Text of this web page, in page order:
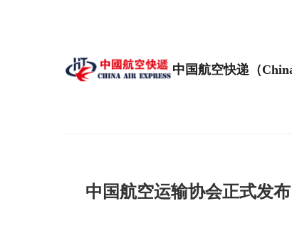
中国航空快递（
中国航空运输协会正式发